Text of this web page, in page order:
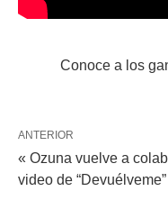
Conoce a los
ANTERIOR
« Ozuna vuelve a
video de “Devuélveme”